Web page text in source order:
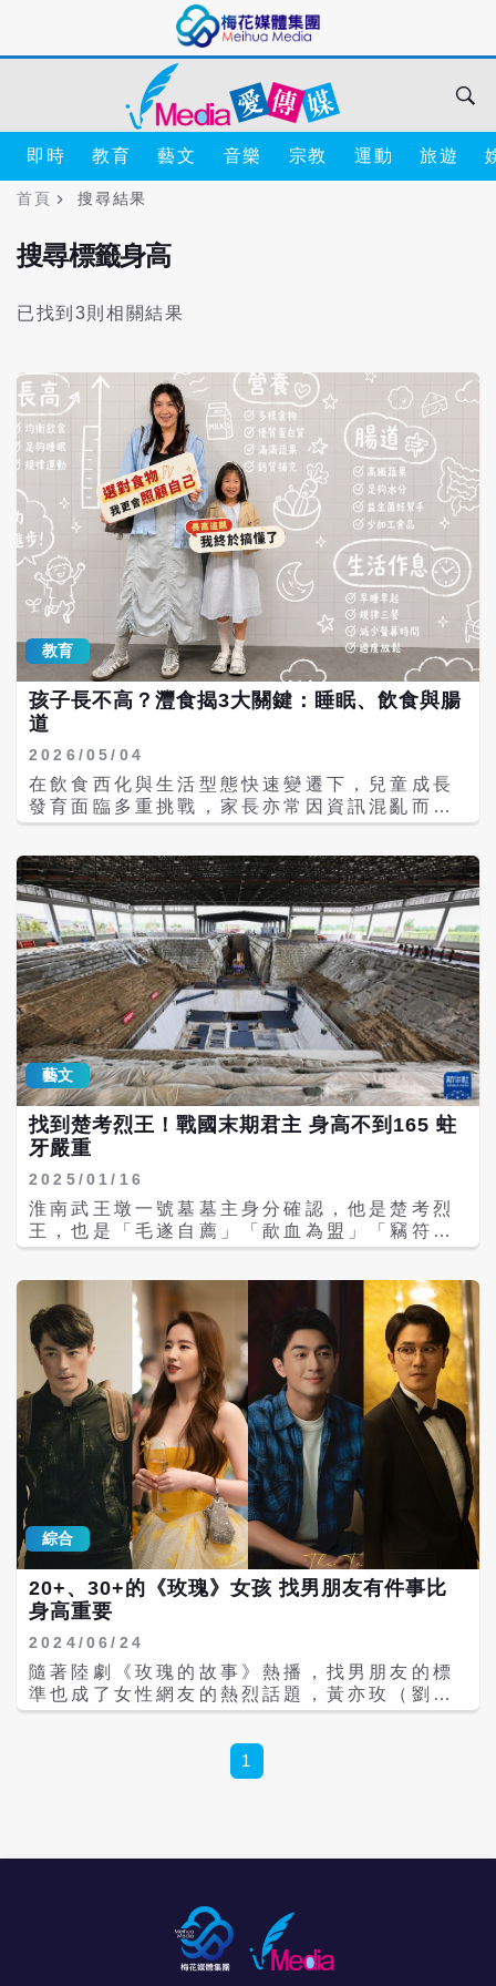
即時 教育 藝文 音樂 宗教 運動 旅遊
首頁 搜尋結果
搜尋標籤身高
已找到3則相關結果
教育
孩子長不高？灃食揭3大關鍵：睡眠、飲食與腸
道
2026/05/04
在飲食西化與生活型態快速變遷下，兒童成長
發育面臨多重挑戰，家長亦常因資訊混亂而陷
入「身高焦慮」。為協助建立正確觀念，灃食
發育專家楊晨醫師、臺北醫學大學營養學院院
長謝榮鴻及海洋大學食品科學系榮譽講座教授
蔡國珍跨界分享，透過醫學與營養的科學實
證，從睡眠、飲食到腸道健康多面向切入，解
析孩子成長關鍵，協助家長建立可長期實踐的
健康基礎。 從焦慮到判斷力：建立飲食識讀力
灃食教育基金會林芳燕執行長表示，基金會深
耕兒童飲食教育逾10年，觀察到家長最普遍的
兩大焦慮為「孩子太胖」與「孩子長不高」。
然而，網路上充斥未經驗證的健康資訊，例如
「睡前挨餓有助生長激素分泌」等迷思，不僅
讓家長無所適從，也可能導致錯誤飲食與過度
進補。 林芳燕指出，灃食持續透過講座與教育
行動，結合專家以科學實證協助家長釐清迷
思、建立正確觀念。「我們 最重要的目標，是
培養家長與孩子的『飲食識讀力』，讓大家看
懂資訊、做出正確選擇，讓飲食成為支持孩子
一生成長的基礎。」 後天條件，決定成長表現
身高約七至八成，但最終表現並非單一基因決
定，而是多基因遺傳與後天環境共同作用的結
果。即使父母身高條件有限，透過良好生活型
態，仍有機會突破預期身高。 她進一步說明，
生長激素(hGH)與生長因子(IGF-1)是影響發
育的關鍵，與睡眠、飲食及運動密切相關。其
中，夜間深層睡眠為生長激素分泌高峰，建議
孩童於晚間9至10點前就寢。 在日常管理上，
楊晨建議均衡飲食與規律運動，並避免過度進
補。她提醒，錯誤使用轉骨方或過早進補，可
能導致骨齡提前，反而縮短成長時間。 營養密
度是關鍵，影響成長表現 臺北醫學大學營養學
院院長謝榮鴻從代謝觀點指出，長高是一項精
密的生理過程，骨骼發育不僅需要充足的「建
築材料」，更仰賴多重營養素的協同作用。 他
表示，補鈣並非長高關鍵，蛋白質與熱量的充
足攝取，才能促進IGF-1生長因子生成，並搭
配鋅、鈣、維生素D等營養素，共同支持骨骼
發育。現代孩童因挑食導致的營養失衡，已成
為影響成長的重要因素。 謝榮鴻也提醒，高糖
制生長激素分泌。建議兒童飲食應掌握「早
重、午優、晚輕」原則，提升營養利用效率，
層以維持屏障功能；然而，現代兒童因西化飲
食與膳食纖維不足，易造成菌相失衡，甚至引
發慢性發炎反應，干擾生長因子運作。 蔡國珍
藝文
找到楚考烈王！戰國末期君主 身高不到165 蛀
牙嚴重
2025/01/16
淮南武王墩一號墓墓主身分確認，他是楚考烈
王，也是「毛遂自薦」「歃血為盟」「竊符救
趙」等歷史典故的都有他的身影，在動蕩的戰
導，安徽省文物部門已完成淮南武王墩一號墓
的野外考古工作。武王墩墓地面積約150萬平
方公尺。武王墩一號墓共出土各類文物1萬餘
件（組）。根據墓葬規模和結構形制、出土文
物及文字材料，對照歷史文獻綜合判斷，武王
墩一號墓主人身分基本可以確認為《史記楚世
家》的戰國晚期楚考烈王。 武王墩墓地利用古
河道修築圍壕，整體近似方形。墓坑中部用枋
木構築「亞」字形槨室。還發現「以俑代人」
的殉葬系統。武王墩一號墓木俑規模大、種類
多、保存完好，屬楚墓中首見，其性質應是墓
主生前出行儀仗、樂舞隊伍的明器化呈現。 武
王墩墓地年代明確，陵園布局清晰完整，一號
墓是兩周時期結構保存最完整、銅禮器組合最
清晰、身分最明確的王級墓葬。 知乎「之乎者
歷史上的倒數第四位國君，他的時代正是秦楚
兩強最終對決的時期。在那個時代，廉頗、毛
遂、平原君、信陵君、春申君等一個個大名鼎
鼎的歷史人物。楚考烈王出身顯赫，他是楚頃
襄王熊橫之子，楚懷王之孫。楚懷王時代，屈
原曾力推變法，卻因觸及貴族利益而失敗。同
時期秦國的商鞅變法讓秦國奠定了強大基礎。
到了戰國四君子之一春申君的輔佐，國力有所
恢復，但面對強大的秦國，楚國依然難以招
架。楚考烈王先後遷都巨陽和壽春，但並未改
綜合
20+、30+的《玫瑰》女孩 找男朋友有件事比
身高重要
2024/06/24
隨著陸劇《玫瑰的故事》熱播，找男朋友的標
準也成了女性網友的熱烈話題，黃亦玫（劉亦
菲飾）的初戀張國棟（彭冠英飾）、有控制狂
的前夫方協文（林更新飾）、河西（林一飾）
都沒有得到玫瑰的永遠的愛，那為什麼只有靈
魂伴侶傅家明（霍建華飾）才是她的摯愛呢？
有187cm，前三者在網上都是年輕女孩的傾慕
對象。至於，為什麼不喜歡靈魂伴侶傅家明？
竟然是177cm太矮了，這個答案現實嗎？回到
1